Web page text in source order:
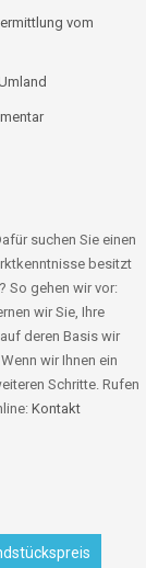
vom
suchen Sie einen
besitzt
So gehen wir vor:
wir Sie, Ihre
deren Basis wir
wir Ihnen ein
Schritte. Rufen
Kontakt